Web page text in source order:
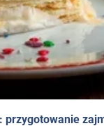
przygotowanie